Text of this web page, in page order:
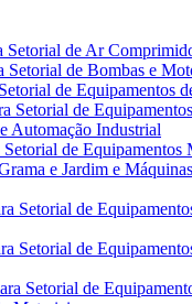
Setorial de Ar
Setorial de Bombas e
de Equipamentos
Setorial de
Automação Industrial
de Equipamentos
e Jardim e
Setorial de
Setorial de
Setorial de